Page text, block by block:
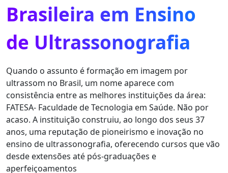
Brasileira em Ensino
de Ultrassonografia
Quando o assunto é formação em imagem por
ultrassom no Brasil, um nome aparece com
consistência entre as melhores instituições da área:
FATESA- Faculdade de Tecnologia em Saúde. Não por
acaso. A instituição construiu, ao longo dos seus 37
anos, uma reputação de pioneirismo e inovação no
ensino de ultrassonografia, oferecendo cursos que vão
desde extensões até pós-graduações e
aperfeiçoamentos